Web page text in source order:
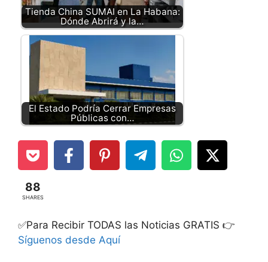
Tienda China SUMAI en La Habana:
Dónde Abrirá y la…
El Estado Podría Cerrar Empresas
Públicas con…
88
SHARES
✅Para Recibir TODAS las Noticias GRATIS 👉
Síguenos desde Aquí